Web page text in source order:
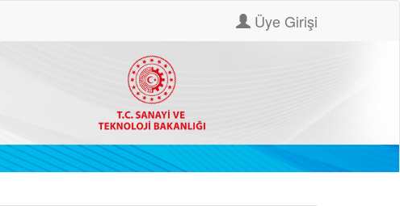
Üye Girişi